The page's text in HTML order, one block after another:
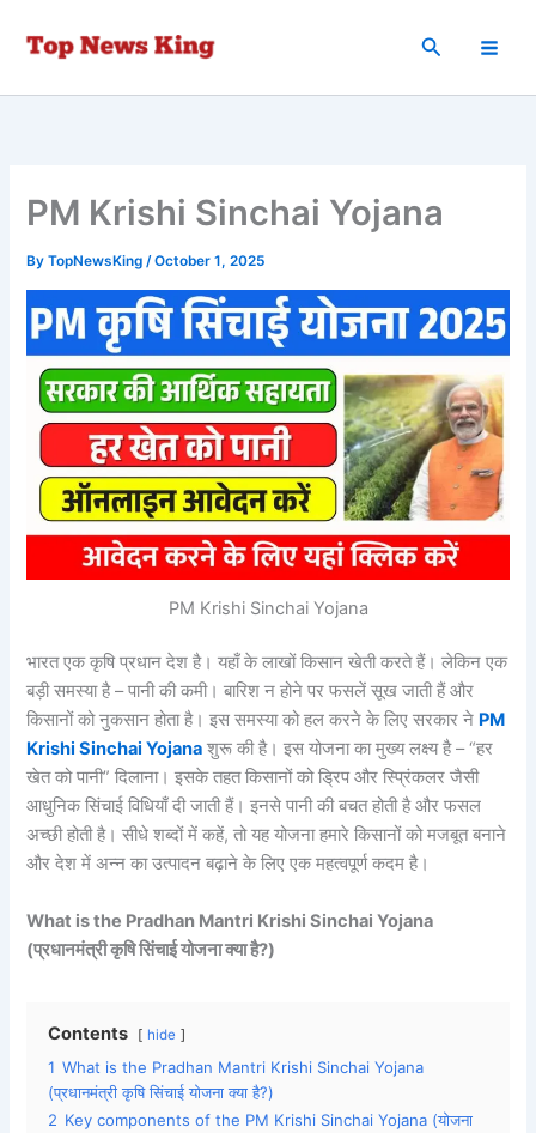
Search
PM Krishi Sinchai Yojana
ByTopNewsKing/October 1, 2025
PM Krishi Sinchai Yojana
भारत एक कृषि प्रधान देश है। यहाँ के लाखों किसान खेती करते हैं। लेकिन एक
बड़ी समस्या है – पानी की कमी। बारिश न होने पर फसलें सूख जाती हैं और
किसानों को नुकसान होता है। इस समस्या को हल करने के लिए सरकार ने PM
Krishi Sinchai Yojana शुरू की है। इस योजना का मुख्य लक्ष्य है – “हर
खेत को पानी” दिलाना। इसके तहत किसानों को ड्रिप और स्प्रिंकलर जैसी
आधुनिक सिंचाई विधियाँ दी जाती हैं। इनसे पानी की बचत होती है और फसल
अच्छी होती है। सीधे शब्दों में कहें, तो यह योजना हमारे किसानों को मजबूत बनाने
और देश में अन्न का उत्पादन बढ़ाने के लिए एक महत्वपूर्ण कदम है।
What is the Pradhan Mantri Krishi Sinchai Yojana
(प्रधानमंत्री कृषि सिंचाई योजना क्या है?)
Contents hide
1 What is the Pradhan Mantri Krishi Sinchai Yojana
(प्रधानमंत्री कृषि सिंचाई योजना क्या है?)
2 Key components of the PM Krishi Sinchai Yojana (योजना